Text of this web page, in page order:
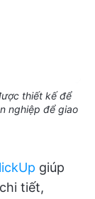
thiết kế để
nghiệp để giao
giúp
tiết,